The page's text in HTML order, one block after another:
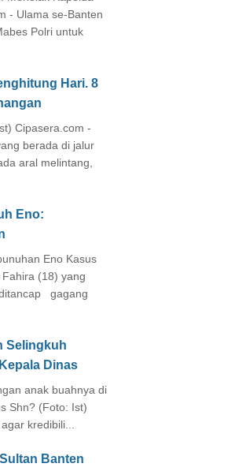
- Ulama se-Banten
Polri untuk
Hari. 8
Cipasera.com -
berada di jalur
aral melintang,
Eno:
Eno Kasus
(18) yang
gagang
Selingkuh
Dinas
anak buahnya di
Shn? (Foto: Ist)
kredibili...
Banten